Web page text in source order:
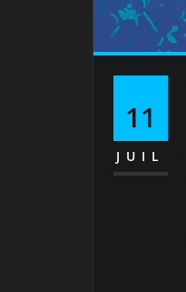
11
JUIL